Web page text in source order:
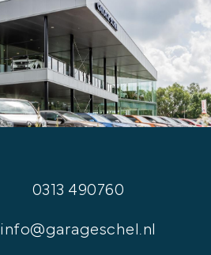
0313 490760
info@garageschel.nl